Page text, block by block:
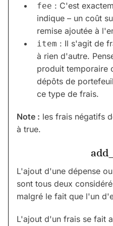
fee : C'est
indique – un coût
remise ajoutée à
item : Il s'agit de
à rien d'autre.
produit temporaire
dépôts de
ce type de frais.
Note : les frais négatifs
à true.
L'ajout d'une dépense
sont tous deux
malgré le fait que l'un
L'ajout d'un frais se fait